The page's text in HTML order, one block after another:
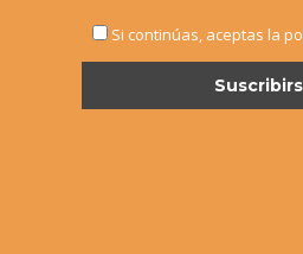
Si continúas, aceptas la